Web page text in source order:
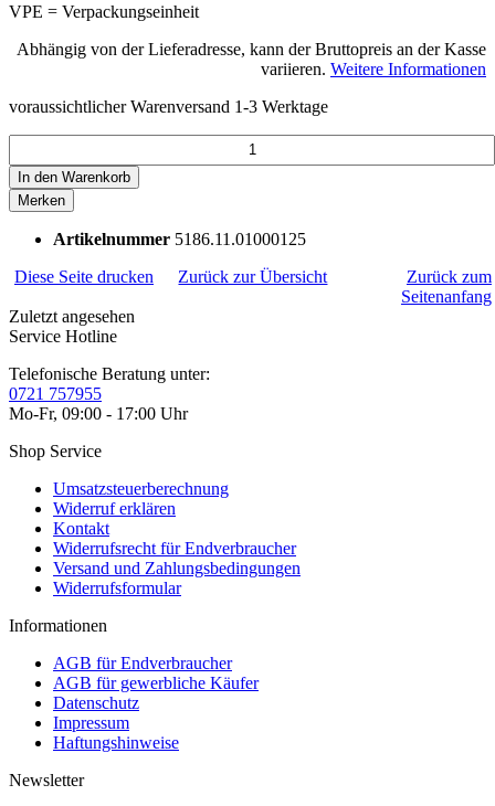
VPE = Verpackungseinheit
Abhängig von der Lieferadresse, kann der Bruttopreis an der Kasse
variieren. Weitere Informationen
voraussichtlicher Warenversand 1-3 Werktage
In den Warenkorb
Merken
Artikelnummer 5186.11.01000125
Diese Seite drucken
Zurück zur Übersicht
Zurück zum
Seitenanfang
Zuletzt angesehen
Service Hotline
Telefonische Beratung unter:
0721 757955
Mo-Fr, 09:00 - 17:00 Uhr
Shop Service
Umsatzsteuerberechnung
Widerruf erklären
Kontakt
Widerrufsrecht für Endverbraucher
Versand und Zahlungsbedingungen
Widerrufsformular
Informationen
AGB für Endverbraucher
AGB für gewerbliche Käufer
Datenschutz
Impressum
Haftungshinweise
Newsletter